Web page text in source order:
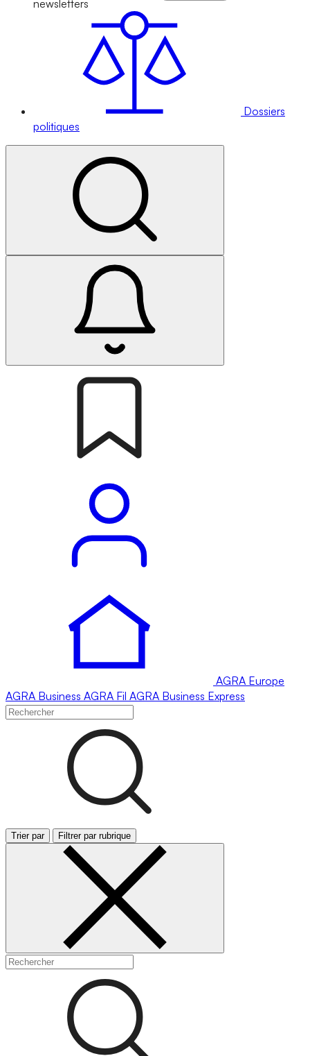
newsletters
Dossiers
politiques
AGRA Europe
AGRA Business AGRA Fil AGRA Business Express
Trier par Filtrer par rubrique